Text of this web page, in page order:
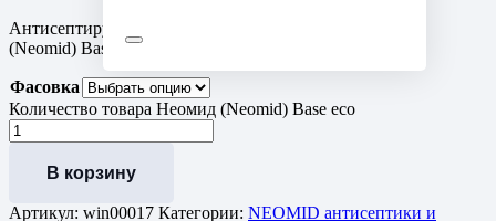
Антисептирующий грунт для дерева. Купить Неомид
(Neomid) Base eco с доставкой по отличной цене!
Фасовка
Количество товара Неомид (Neomid) Base eco
В корзину
Артикул: win00017 Категории: NEOMID антисептики и